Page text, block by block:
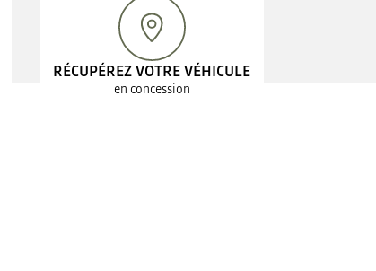
RÉCUPÉREZ VOTRE VÉHICULE
en concession